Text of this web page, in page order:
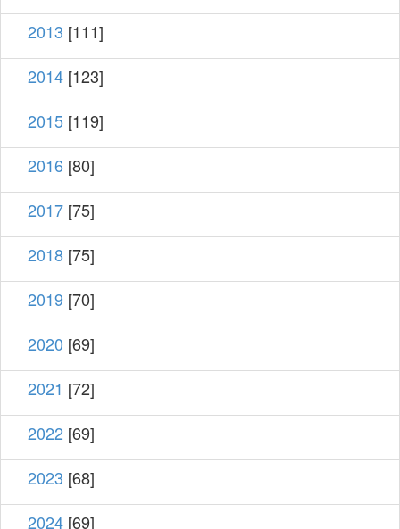
2013 [111]
2014 [123]
2015 [119]
2016 [80]
2017 [75]
2018 [75]
2019 [70]
2020 [69]
2021 [72]
2022 [69]
2023 [68]
2024 [69]